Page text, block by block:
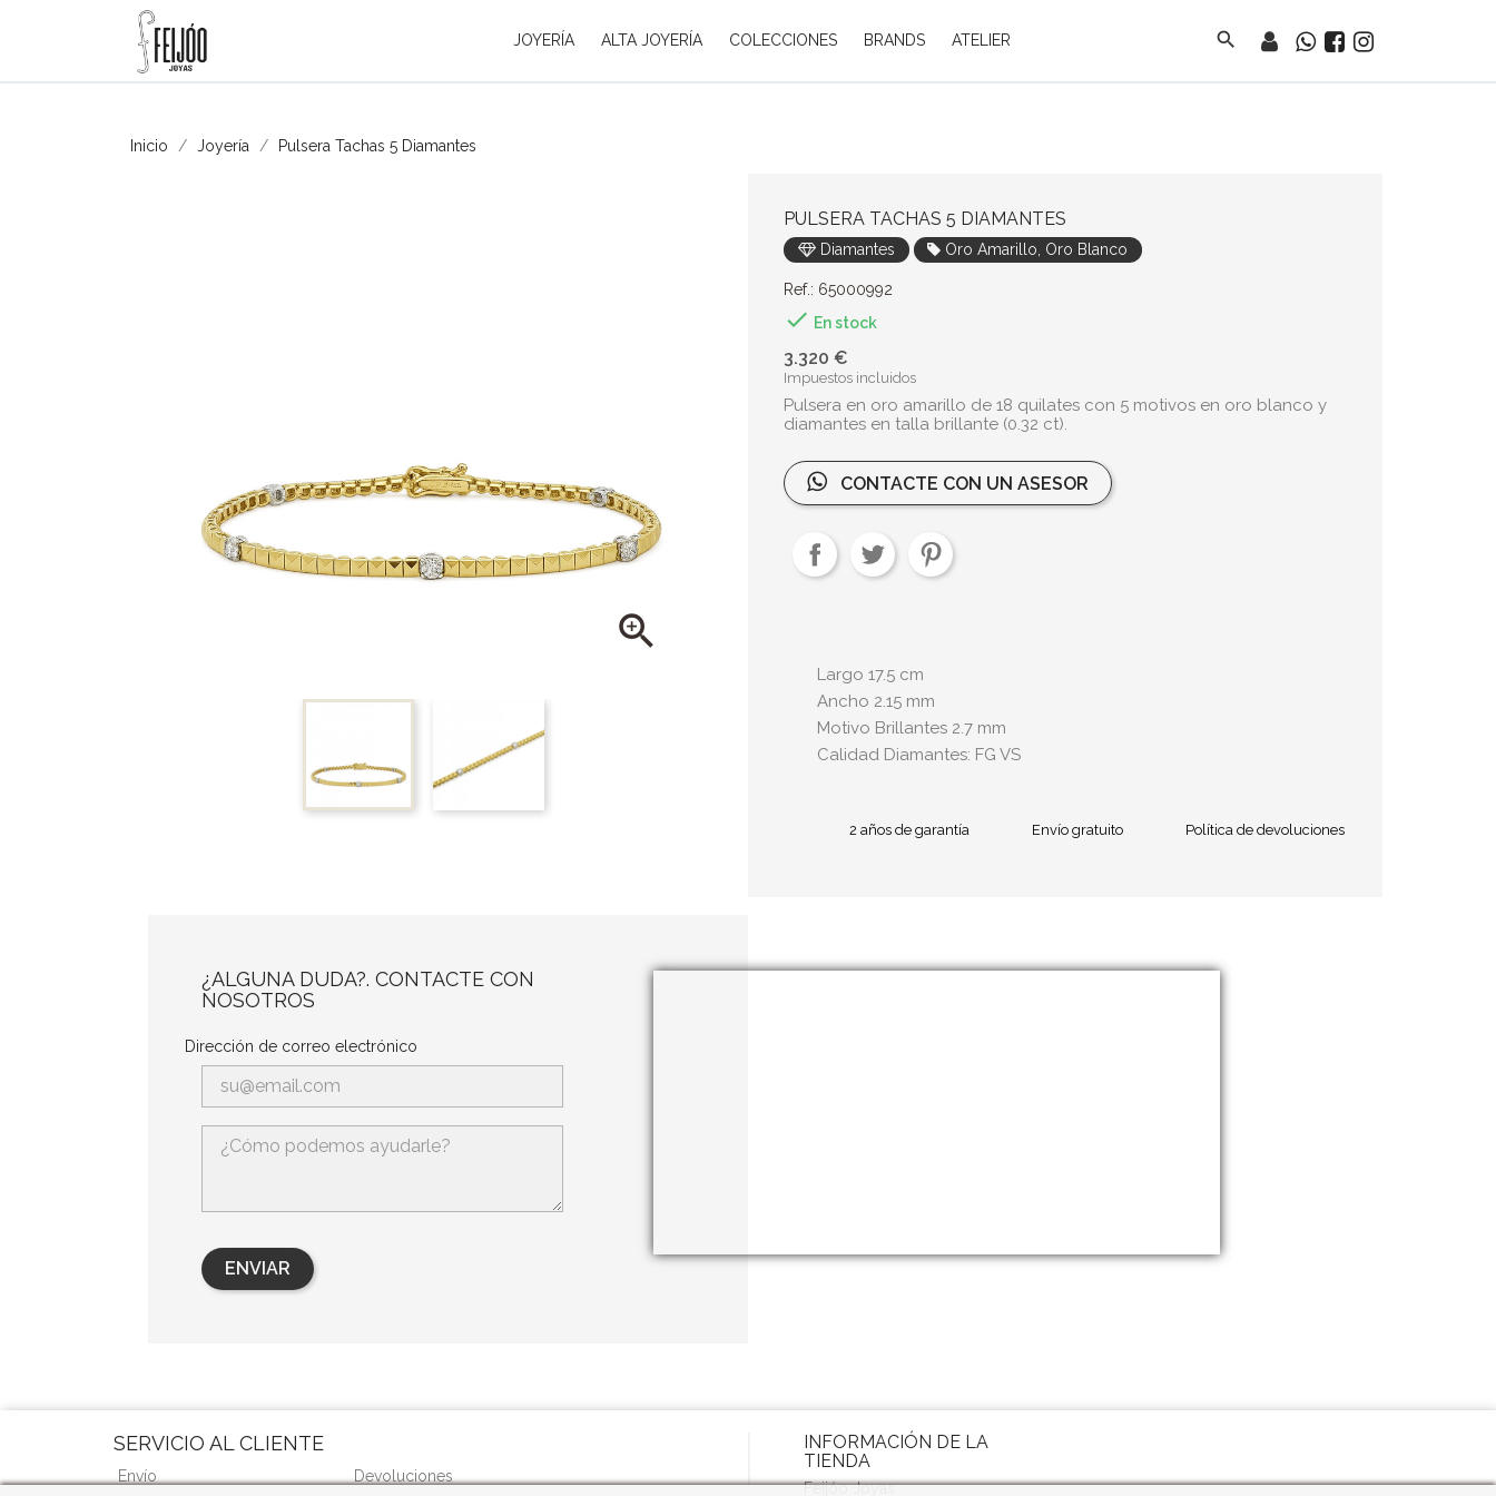
JOYERÍA ALTA JOYERÍA COLECCIONES BRANDS ATELIER search
Inicio Joyería Pulsera Tachas 5 Diamantes

PULSERA TACHAS 5 DIAMANTES
Diamantes Oro Amarillo, Oro Blanco
Ref.: 65000992
 En stock
3.320 €
Impuestos incluidos
Pulsera en oro amarillo de 18 quilates con 5 motivos en oro blanco y
diamantes en talla brillante (0.32 ct).
CONTACTE CON UN ASESOR
Largo 17.5 cm
Ancho 2.15 mm
Motivo Brillantes 2.7 mm
Calidad Diamantes: FG VS
2 años de garantía Envío gratuito Política de devoluciones
¿ALGUNA DUDA?. CONTACTE CON
NOSOTROS
Dirección de correo electrónico
SERVICIO AL CLIENTE
Envío
Devoluciones
INFORMACIÓN DE LA
TIENDA
Feijóo Joyas